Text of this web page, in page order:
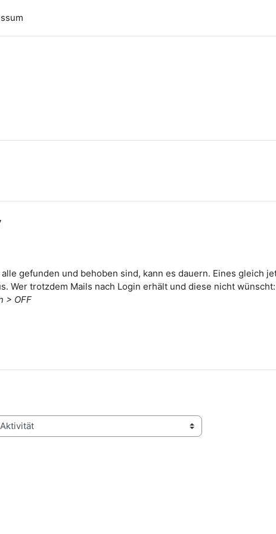
gefunden und behoben sind, kann es dauern. Eines gleich
Wer trotzdem Mails nach Login erhält und diese nicht wünscht:
> OFF